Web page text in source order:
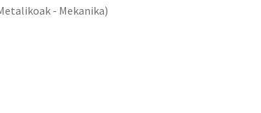
- Mekanika)